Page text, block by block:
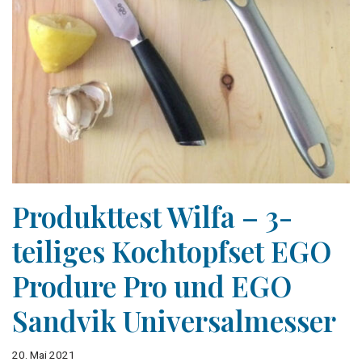
Produkttest Wilfa – 3-
teiliges Kochtopfset EGO
Produre Pro und EGO
Sandvik Universalmesser
20. Mai 2021